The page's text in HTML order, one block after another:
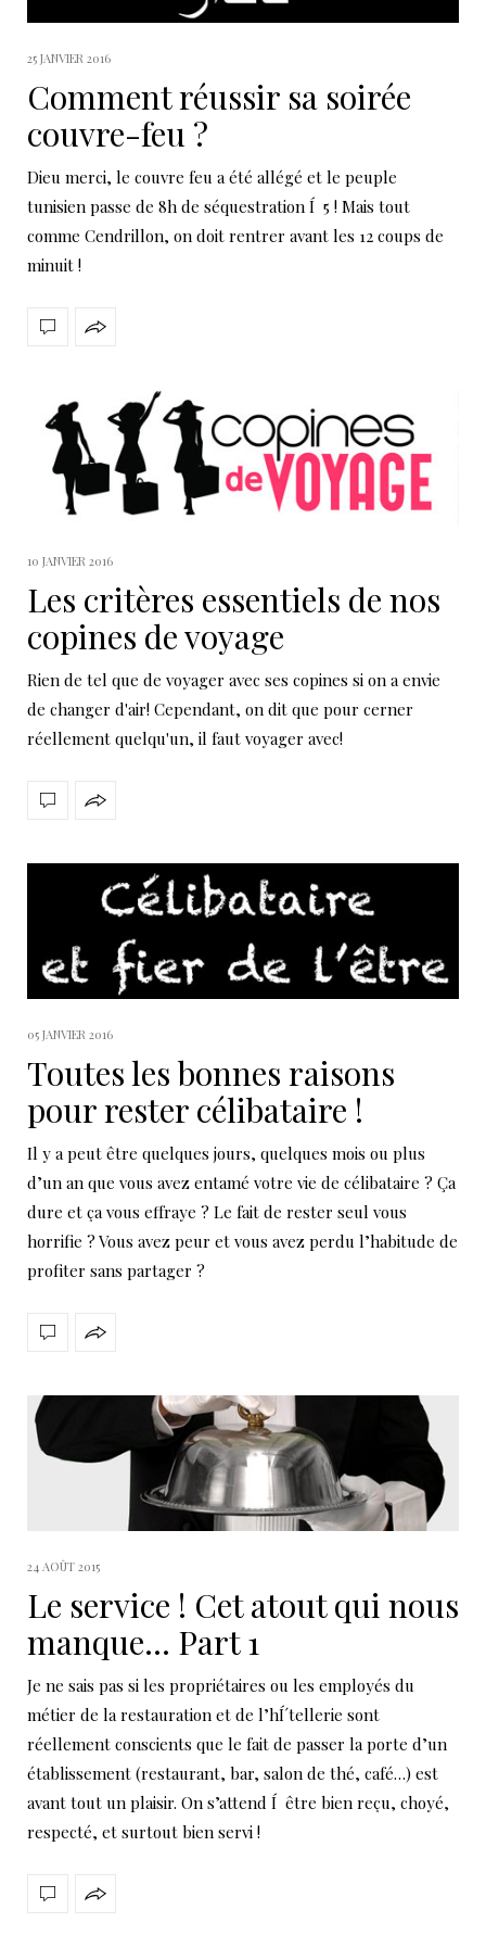
25 JANVIER 2016
Comment réussir sa soirée
couvre-feu ?
Dieu merci, le couvre feu a été allégé et le peuple
tunisien passe de 8h de séquestration Í 5 ! Mais tout
comme Cendrillon, on doit rentrer avant les 12 coups de
minuit !
10 JANVIER 2016
Les critères essentiels de nos
copines de voyage
Rien de tel que de voyager avec ses copines si on a envie
de changer d'air! Cependant, on dit que pour cerner
réellement quelqu'un, il faut voyager avec!
05 JANVIER 2016
Toutes les bonnes raisons
pour rester célibataire !
Il y a peut être quelques jours, quelques mois ou plus
d’un an que vous avez entamé votre vie de célibataire ? Ça
dure et ça vous effraye ? Le fait de rester seul vous
horrifie ? Vous avez peur et vous avez perdu l’habitude de
profiter sans partager ?
24 AOÛT 2015
Le service ! Cet atout qui nous
manque… Part 1
Je ne sais pas si les propriétaires ou les employés du
métier de la restauration et de l’hÍ´tellerie sont
réellement conscients que le fait de passer la porte d’un
établissement (restaurant, bar, salon de thé, café…) est
avant tout un plaisir. On s’attend Í être bien reçu, choyé,
respecté, et surtout bien servi !